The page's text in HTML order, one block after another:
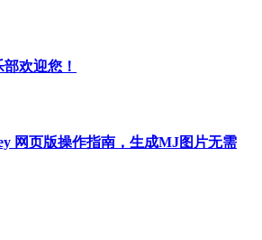
欢迎您！
网页版操作指南，生成MJ图片无需